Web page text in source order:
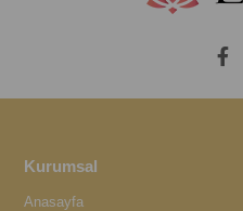
Kurumsal
Anasayfa